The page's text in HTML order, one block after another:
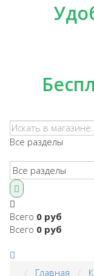
Все разделы
Всего 0 руб
Всего 0 руб
Главная